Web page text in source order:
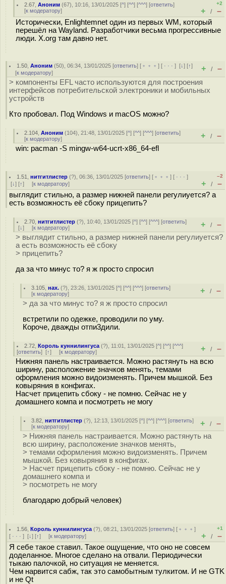
2.67 ,Аноним (67), 10:16, 13/01/2025 [^] [^^] [^^^] [ответить]
[к модератору]
+2
+ / –
Исторически, Enlightemnet один из первых WM, который
перешёл на Wayland. Разработчики весьма прогрессивные
люди. X.org там давно нет.
1.50 ,Аноним (50), 06:34, 13/01/2025 [ответить] [ ﹢﹢﹢] [ · · ·][↓] [↑]
[к модератору] + / –
> компоненты EFL часто используются для построения
интерфейсов потребительской электроники и мобильных
устройств
Кто пробовал. Под Windows и macOS можно?
2.104 ,Аноним (104), 21:48, 13/01/2025 [^] [^^] [^^^] [ответить]
[к модератору] + / –
win: pacman -S mingw-w64-ucrt-x86_64-efl
1.51 ,нитгитлистер (?), 06:36, 13/01/2025 [ответить] [ ﹢﹢﹢] [ · · ·]
[↓] [↑] [к модератору]
–2
+ / –
выглядит стильно, а размер нижней панели регулиуется? а
есть возможность её сбоку прицепить?
2.70 ,нитгитлистер (?), 10:40, 13/01/2025 [^] [^^] [^^^] [ответить]
[↓] [к модератору] + / –
> выглядит стильно, а размер нижней панели регулиуется?
а есть возможность её сбоку
> прицепить?
да за что минус то? я ж просто спросил
3.105 ,нах. (?), 23:26, 13/01/2025 [^] [^^] [^^^] [ответить]
[к модератору] + / –
> да за что минус то? я ж просто спросил
встретили по одежке, проводили по уму.
Короче, дважды отпи3дили.
2.72 ,Король куннилингуса (?), 11:01, 13/01/2025 [^] [^^] [^^^]
[ответить] [↑] [к модератору] + / –
Нижняя панель настраивается. Можно растянуть на всю
ширину, расположение значков менять, темами
оформления можно видоизменять. Причем мышкой. Без
ковыряния в конфигах.
Насчет прицепить сбоку - не помню. Сейчас не у
домашнего компа и посмотреть не могу
3.82 ,нитгитлистер (?), 12:13, 13/01/2025 [^] [^^] [^^^] [ответить]
[к модератору] + / –
> Нижняя панель настраивается. Можно растянуть на
всю ширину, расположение значков менять,
> темами оформления можно видоизменять. Причем
мышкой. Без ковыряния в конфигах.
> Насчет прицепить сбоку - не помню. Сейчас не у
домашнего компа и
> посмотреть не могу
благодарю добрый человек)
1.56 ,Король куннилингуса (?), 08:21, 13/01/2025 [ответить] [ ﹢﹢﹢]
[ · · · ] [↓] [↑] [к модератору]
+1
+ / –
Я себе такое ставил. Такое ощущение, что оно не совсем
доделанное. Многое сделано на отвали. Периодически
тыкаю палочкой, но ситуация не меняется.
Чем нарвится сабж, так это самобытным тулкитом. И не GTK
и не Qt